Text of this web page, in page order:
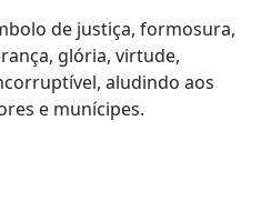
de justiça, formosura,
glória, virtude,
aludindo aos
e munícipes.